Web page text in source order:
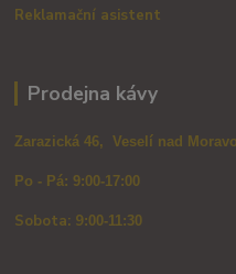
Reklamační asistent
Prodejna kávy
Zarazická 46, Veselí nad
Po - Pá: 9:00-17:00
Sobota: 9:00-11:30